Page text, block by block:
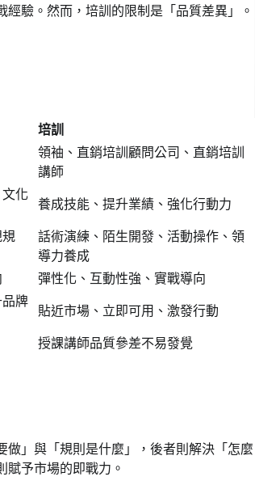
驗。然而，培訓的限制是「品質差異」。
培訓
領袖、直銷培訓顧問公司、直銷培訓
講師
化
養成技能、提升業績、強化行動力
話術演練、陌生開發、活動操作、領
導力養成
彈性化、互動性強、實戰導向
牌
貼近市場、立即可用、激發行動
授課講師品質參差不易發覺
」與「規則是什麼」，後者則解決「怎麼
予市場的即戰力。